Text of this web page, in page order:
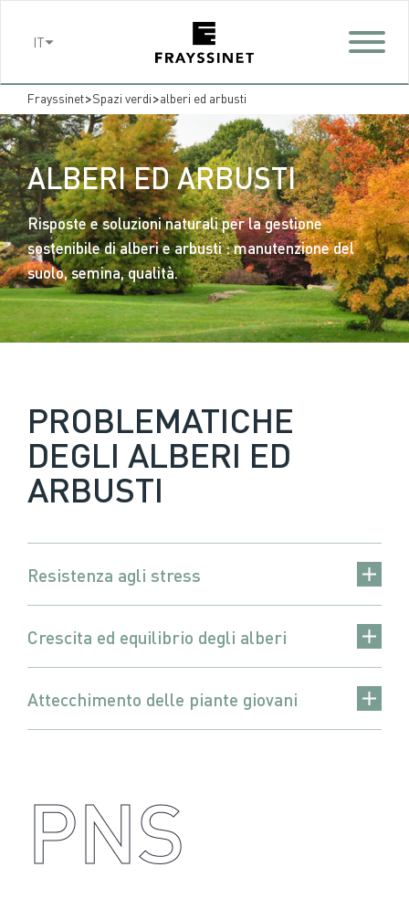
IT
Frayssinet>Spazi verdi>alberi ed arbusti
ALBERI ED ARBUSTI
Risposte e soluzioni naturali per la gestione
sostenibile di alberi e arbusti : manutenzione del
suolo, semina, qualità.
PROBLEMATICHE
DEGLI ALBERI ED
ARBUSTI
Resistenza agli stress
Crescita ed equilibrio degli alberi
Attecchimento delle piante giovani
PNS